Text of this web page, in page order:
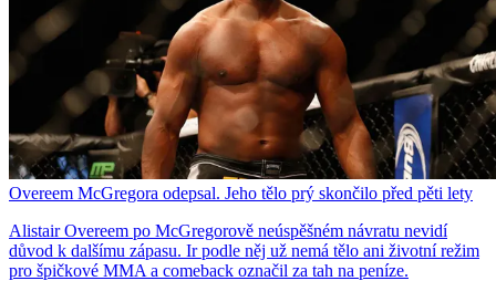
Overeem McGregora odepsal. Jeho tělo prý skončilo před pěti lety
Alistair Overeem po McGregorově neúspěšném návratu nevidí
důvod k dalšímu zápasu. Ir podle něj už nemá tělo ani životní režim
pro špičkové MMA a comeback označil za tah na peníze.